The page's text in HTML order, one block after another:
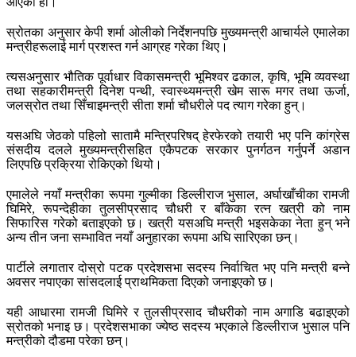
स्रोतका अनुसार केपी शर्मा ओलीको निर्देशनपछि मुख्यमन्त्री आचार्यले एमालेका
मन्त्रीहरूलाई मार्ग प्रशस्त गर्न आग्रह गरेका थिए।
त्यसअनुसार भौतिक पूर्वाधार विकासमन्त्री भूमिश्वर ढकाल, कृषि, भूमि व्यवस्था
तथा सहकारीमन्त्री दिनेश पन्थी, स्वास्थ्यमन्त्री खेम सारू मगर तथा ऊर्जा,
जलस्रोत तथा सिँचाइमन्त्री सीता शर्मा चौधरीले पद त्याग गरेका हुन्।
यसअघि जेठको पहिलो सातामै मन्त्रिपरिषद् हेरफेरको तयारी भए पनि कांग्रेस
संसदीय दलले मुख्यमन्त्रीसहित एकैपटक सरकार पुनर्गठन गर्नुपर्ने अडान
लिएपछि प्रक्रिया रोकिएको थियो।
एमालेले नयाँ मन्त्रीका रूपमा गुल्मीका डिल्लीराज भुसाल, अर्घाखाँचीका रामजी
घिमिरे, रूपन्देहीका तुलसीप्रसाद चौधरी र बाँकेका रत्न खत्री को नाम
सिफारिस गरेको बताइएको छ। खत्री यसअघि मन्त्री भइसकेका नेता हुन् भने
अन्य तीन जना सम्भावित नयाँ अनुहारका रूपमा अघि सारिएका छन्।
पार्टीले लगातार दोस्रो पटक प्रदेशसभा सदस्य निर्वाचित भए पनि मन्त्री बन्ने
अवसर नपाएका सांसदलाई प्राथमिकता दिएको जनाइएको छ।
यही आधारमा रामजी घिमिरे र तुलसीप्रसाद चौधरीको नाम अगाडि बढाइएको
स्रोतको भनाइ छ। प्रदेशसभाका ज्येष्ठ सदस्य भएकाले डिल्लीराज भुसाल पनि
मन्त्रीको दौडमा परेका छन्।